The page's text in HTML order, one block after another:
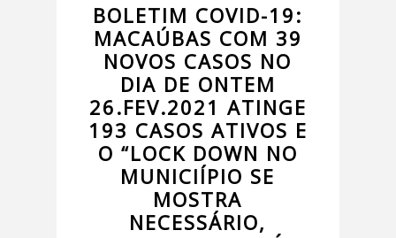
BOLETIM COVID-19:
MACAÚBAS COM 39
NOVOS CASOS NO
DIA DE ONTEM
26.FEV.2021 ATINGE
193 CASOS ATIVOS E
O “LOCK DOWN NO
MUNICIÍPIO SE
MOSTRA
NECESSÁRIO,